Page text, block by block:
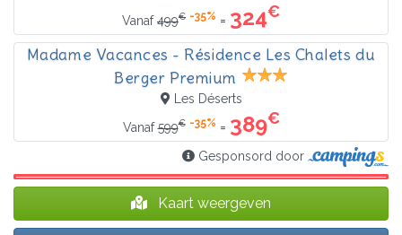
Vanaf499€ -35% = 324€
Madame Vacances - Résidence Les Chalets du
Berger Premium
Les Déserts
Vanaf599€ -35% = 389€
Gesponsord door
Kaart weergeven